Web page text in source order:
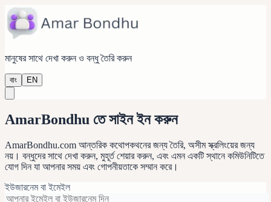
মানুষের সাথে দেখা করুন ও বন্ধু তৈরি করুন
বাং EN
AmarBondhu তে সাইন ইন করুন
AmarBondhu.com আন্তরিক কথোপকথনের জন্য তৈরি, অসীম স্ক্রলিংয়ের জন্য
নয়। বন্ধুদের সাথে দেখা করুন, মুহূর্ত শেয়ার করুন, এবং এমন একটি স্থানে কমিউনিটিতে
যোগ দিন যা আপনার সময় এবং গোপনীয়তাকে সম্মান করে।
ইউজারনেম বা ইমেইল